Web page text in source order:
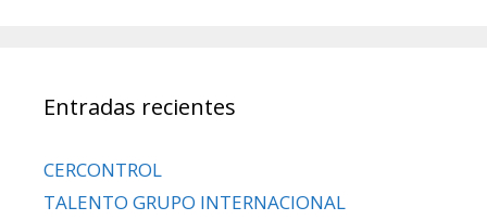
Entradas recientes
CERCONTROL
TALENTO GRUPO INTERNACIONAL